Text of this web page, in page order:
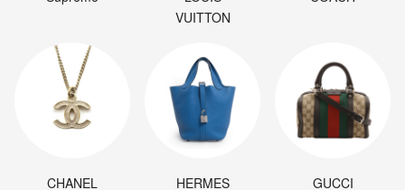
VUITTON
CHANEL HERMES GUCCI